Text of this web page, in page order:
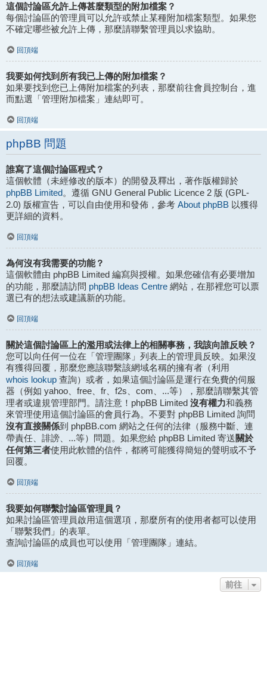
這個討論區允許上傳甚麼類型的附加檔案？
每個討論區的管理員可以允許或禁止某種附加檔案類型。如果您
不確定哪些被允許上傳，那麼請聯繫管理員以求協助。
回頂端
我要如何找到所有我已上傳的附加檔案？
如果要找到您已上傳附加檔案的列表，那麼前往會員控制台，進
而點選「管理附加檔案」連結即可。
回頂端
phpBB 問題
誰寫了這個討論區程式？
這個軟體（未經修改的版本）的開發及釋出，著作版權歸於
phpBB Limited。遵循 GNU General Public Licence 2 版 (GPL-
2.0) 版權宣告，可以自由使用和發佈，參考 About phpBB 以獲得
更詳細的資料。
回頂端
為何沒有我需要的功能？
這個軟體由 phpBB Limited 編寫與授權。如果您確信有必要增加
的功能，那麼請訪問 phpBB Ideas Centre 網站，在那裡您可以票
選已有的想法或建議新的功能。
回頂端
關於這個討論區上的濫用或法律上的相關事務，我該向誰反映？
您可以向任何一位在「管理團隊」列表上的管理員反映。如果沒
有獲得回覆，那麼您應該聯繫該網域名稱的擁有者（利用
whois lookup 查詢）或者，如果這個討論區是運行在免費的伺服
器（例如 yahoo、free、fr、f2s、com、...等），那麼請聯繫其管
理者或違規管理部門。請注意！phpBB Limited 沒有權力和義務
來管理使用這個討論區的會員行為。不要對 phpBB Limited 詢問
沒有直接關係到 phpBB.com 網站之任何的法律（服務中斷、連
帶責任、誹謗、...等）問題。如果您給 phpBB Limited 寄送關於
任何第三者使用此軟體的信件，都將可能獲得簡短的聲明或不予
回覆。
回頂端
我要如何聯繫討論區管理員？
如果討論區管理員啟用這個選項，那麼所有的使用者都可以使用
「聯繫我們」的表單。
查詢討論區的成員也可以使用「管理團隊」連結。
回頂端
前往